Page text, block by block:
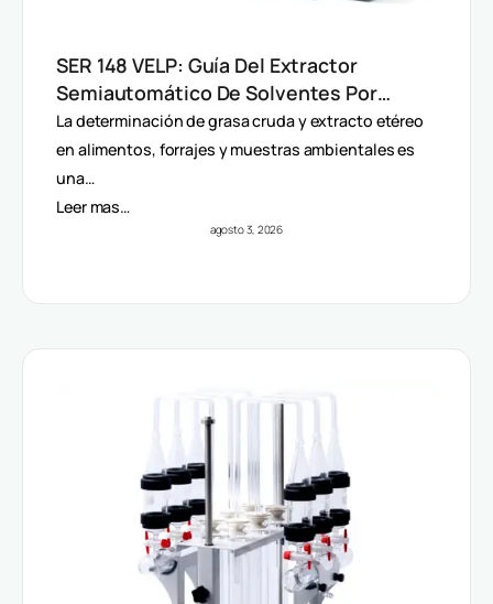
SER 148 VELP: Guía Del Extractor
Semiautomático De Solventes Por
Método Randall
La determinación de grasa cruda y extracto etéreo
en alimentos, forrajes y muestras ambientales es
una…
Leer mas…
agosto 3, 2026